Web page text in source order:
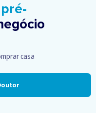
casa